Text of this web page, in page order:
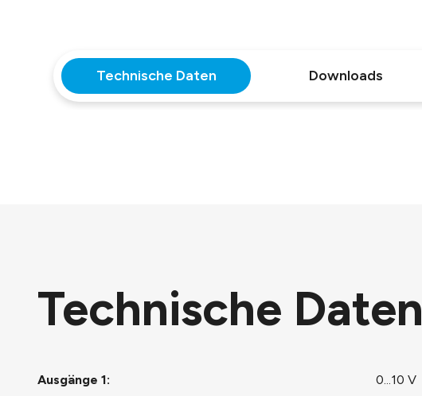
Technische Daten Downloads
Technische Daten
Ausgänge 1: 0...10 V